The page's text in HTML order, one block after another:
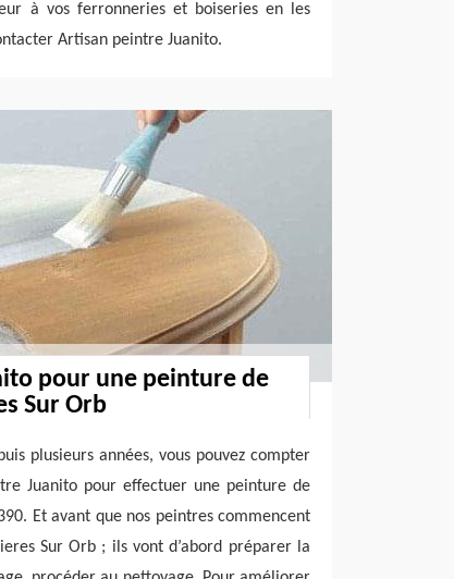
à vos ferronneries et boiseries en les
Artisan peintre Juanito.
pour une peinture de
Sur Orb
plusieurs années, vous pouvez compter
Juanito pour effectuer une peinture de
Et avant que nos peintres commencent
Sur Orb ; ils vont d’abord préparer la